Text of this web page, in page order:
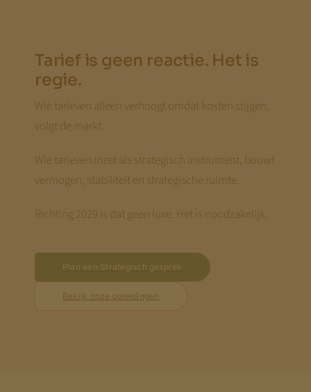
Tarief is geen reactie. Het is
regie.
Wie tarieven alleen verhoogt omdat kosten stijgen,
volgt de markt.
Wie tarieven inzet als strategisch instrument, bouwt
vermogen, stabiliteit en strategische ruimte.
Richting 2029 is dat geen luxe. Het is noodzakelijk.
Plan een Strategisch gesprek
Bekijk onze opleidingen